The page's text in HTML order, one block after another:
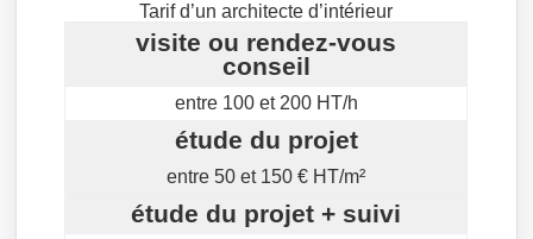
Tarif d’un architecte d’intérieur
visite ou rendez-vous
conseil
entre 100 et 200 HT/h
étude du projet
entre 50 et 150 € HT/m²
étude du projet + suivi